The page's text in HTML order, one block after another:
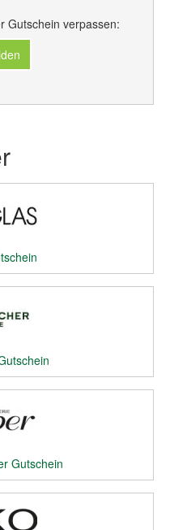
Gutschein verpassen:
Gutschein